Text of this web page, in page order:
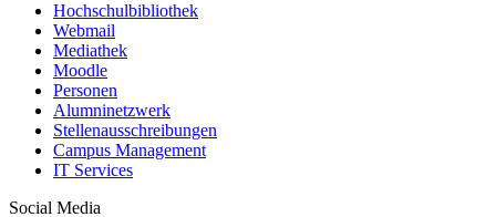
Hochschulbibliothek
Webmail
Mediathek
Moodle
Personen
Alumninetzwerk
Stellenausschreibungen
Campus Management
IT Services
Social Media